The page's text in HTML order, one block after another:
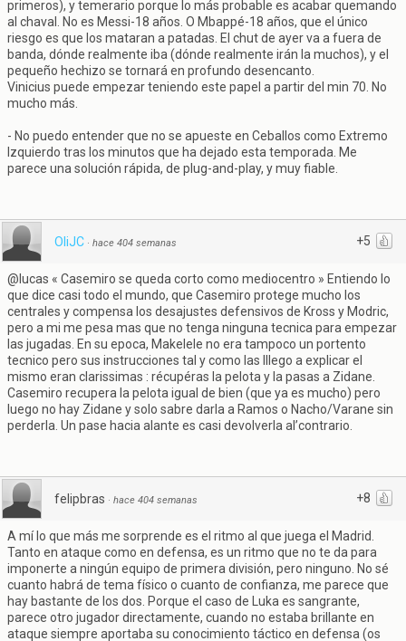
primeros), y temerario porque lo más probable es acabar quemando
al chaval. No es Messi-18 años. O Mbappé-18 años, que el único
riesgo es que los mataran a patadas. El chut de ayer va a fuera de
banda, dónde realmente iba (dónde realmente irán la muchos), y el
pequeño hechizo se tornará en profundo desencanto.
Vinicius puede empezar teniendo este papel a partir del min 70. No
mucho más.
- No puedo entender que no se apueste en Ceballos como Extremo
Izquierdo tras los minutos que ha dejado esta temporada. Me
parece una solución rápida, de plug-and-play, y muy fiable.
+5
OliJC · hace 404 semanas
@lucas « Casemiro se queda corto como mediocentro » Entiendo lo
que dice casi todo el mundo, que Casemiro protege mucho los
centrales y compensa los desajustes defensivos de Kross y Modric,
pero a mi me pesa mas que no tenga ninguna tecnica para empezar
las jugadas. En su epoca, Makelele no era tampoco un portento
tecnico pero sus instrucciones tal y como las lllego a explicar el
mismo eran clarissimas : récupéras la pelota y la pasas a Zidane.
Casemiro recupera la pelota igual de bien (que ya es mucho) pero
luego no hay Zidane y solo sabre darla a Ramos o Nacho/Varane sin
perderla. Un pase hacia alante es casi devolverla al’contrario.
+8
felipbras · hace 404 semanas
A mí lo que más me sorprende es el ritmo al que juega el Madrid.
Tanto en ataque como en defensa, es un ritmo que no te da para
imponerte a ningún equipo de primera división, pero ninguno. No sé
cuanto habrá de tema físico o cuanto de confianza, me parece que
hay bastante de los dos. Porque el caso de Luka es sangrante,
parece otro jugador directamente, cuando no estaba brillante en
ataque siempre aportaba su conocimiento táctico en defensa (os